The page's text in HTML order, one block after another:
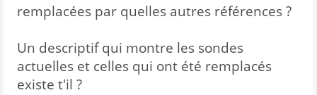
remplacées par quelles autres références ?
Un descriptif qui montre les sondes
actuelles et celles qui ont été remplacés
existe t'il ?